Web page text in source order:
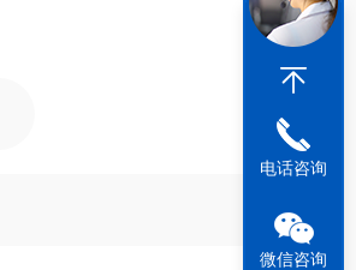
电话咨询
微信咨询